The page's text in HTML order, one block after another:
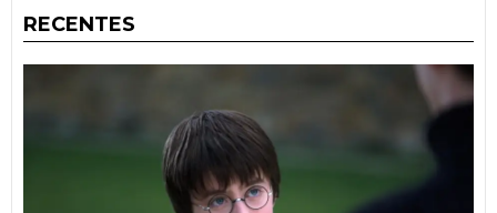
RECENTES